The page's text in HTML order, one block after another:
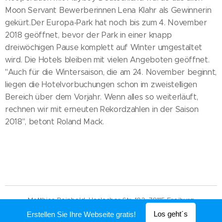
Moon Servant Bewerberinnen Lena Klahr als Gewinnerin
gekürt.Der Europa-Park hat noch bis zum 4. November
2018 geöffnet, bevor der Park in einer knapp
dreiwöchigen Pause komplett auf Winter umgestaltet
wird. Die Hotels bleiben mit vielen Angeboten geöffnet.
"Auch für die Wintersaison, die am 24. November beginnt,
liegen die Hotelvorbuchungen schon im zweistelligen
Bereich über dem Vorjahr. Wenn alles so weiterläuft,
rechnen wir mit erneuten Rekordzahlen in der Saison
2018", betont Roland Mack.
Matthias Reinbold, Haslacher Str. 183, 79115 Freiburg
Unterstützt vonWebnode
Erstellen Sie Ihre Webseite gratis! Los geht´s